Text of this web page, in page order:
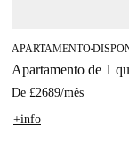
APARTAMENTO■
Apartamento de 1
De £2689/mês
+info